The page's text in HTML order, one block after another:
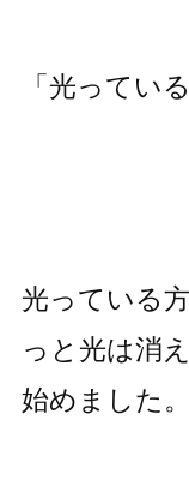
「光ってい
光っている
っと光は消
始めました。